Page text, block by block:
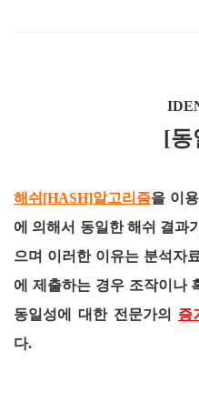
[동
해쉬[HASH]알고리즘을 이
에 의해서 동일한 해쉬 결과
으며 이러한 이유는 분석자
에 제출하는 경우 조작이나
동일성에 대한 전문가의 증
다.